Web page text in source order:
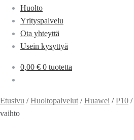
Huolto
Yrityspalvelu
Ota yhteyttä
Usein kysyttyä
0,00 € 0 tuotetta
Etusivu /Huoltopalvelut /Huawei /P10 /
vaihto